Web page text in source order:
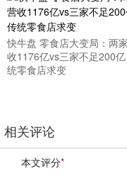
快牛盘 零食店大变局：两
收1176亿vs三家不足200
统零食店求变
相关评论
本文评分*